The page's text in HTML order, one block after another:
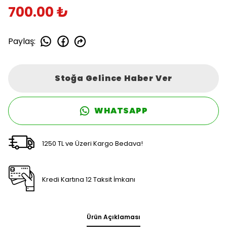
700.00 ₺
Paylaş:
Stoğa Gelince Haber Ver
WHATSAPP
1250 TL ve Üzeri Kargo Bedava!
Kredi Kartına 12 Taksit İmkanı
Ürün Açıklaması